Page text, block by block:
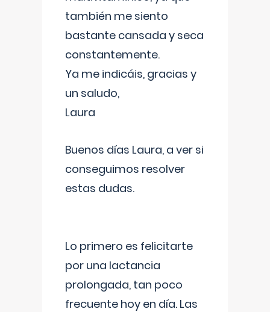
también me siento
bastante cansada y seca
constantemente.
Ya me indicáis, gracias y
un saludo,
Laura
Buenos días Laura, a ver si
conseguimos resolver
estas dudas.
Lo primero es felicitarte
por una lactancia
prolongada, tan poco
frecuente hoy en día. Las